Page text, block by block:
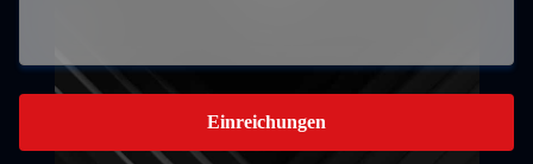
Einreichungen